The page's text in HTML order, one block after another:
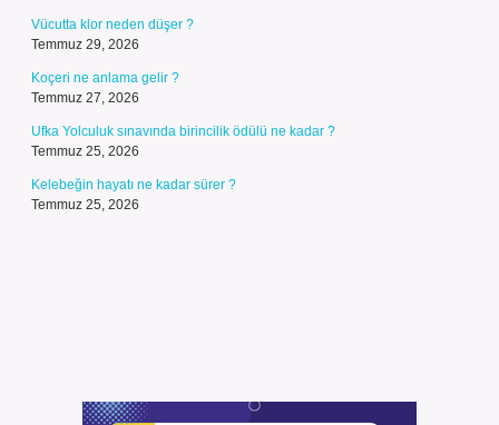
Vücutta klor neden düşer ?
Temmuz 29, 2026
Koçeri ne anlama gelir ?
Temmuz 27, 2026
Ufka Yolculuk sınavında birincilik ödülü ne kadar ?
Temmuz 25, 2026
Kelebeğin hayatı ne kadar sürer ?
Temmuz 25, 2026